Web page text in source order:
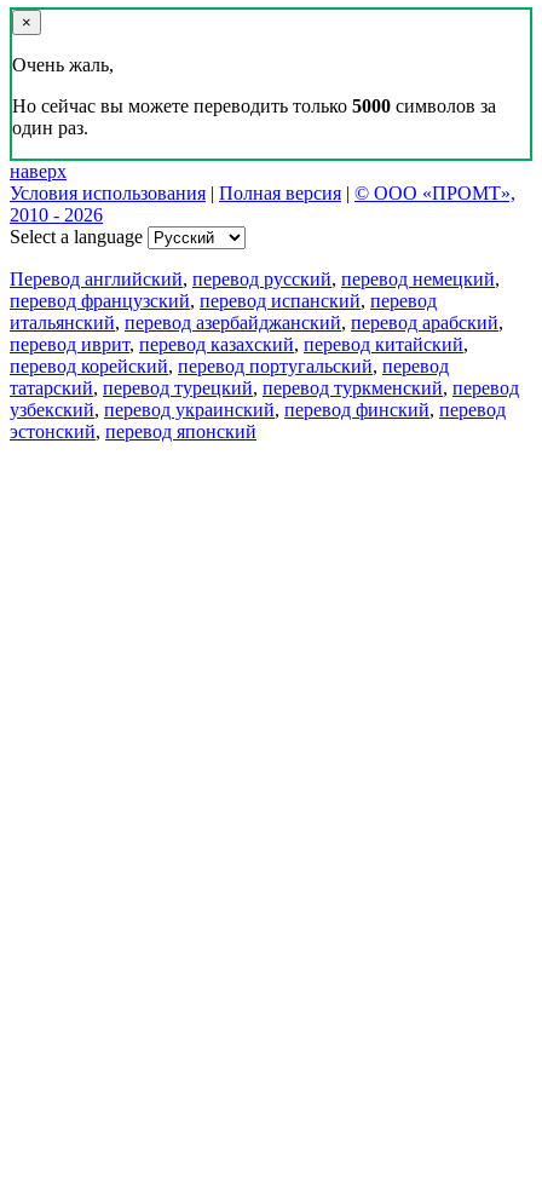
×
Очень жаль,
Но сейчас вы можете переводить только 5000 символов за
один раз.
наверх
Условия использования | Полная версия | © ООО «ПРОМТ»,
2010 - 2026
Select a language
Перевод английский, перевод русский, перевод немецкий,
перевод французский, перевод испанский, перевод
итальянский, перевод азербайджанский, перевод арабский,
перевод иврит, перевод казахский, перевод китайский,
перевод корейский, перевод португальский, перевод
татарский, перевод турецкий, перевод туркменский, перевод
узбекский, перевод украинский, перевод финский, перевод
эстонский, перевод японский